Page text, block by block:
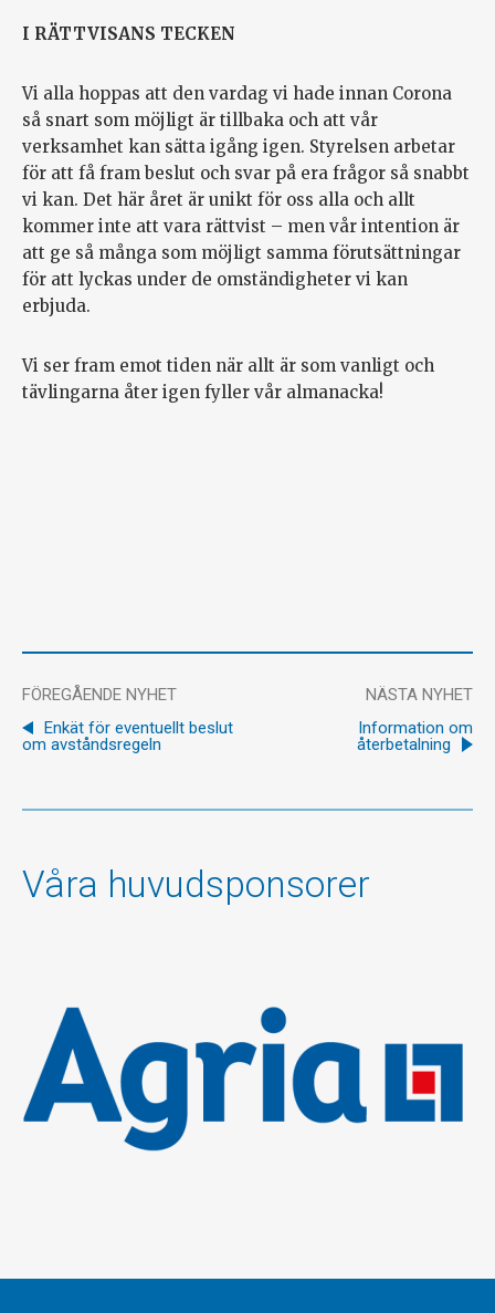
I RÄTTVISANS TECKEN
Vi alla hoppas att den vardag vi hade innan Corona
så snart som möjligt är tillbaka och att vår
verksamhet kan sätta igång igen. Styrelsen arbetar
för att få fram beslut och svar på era frågor så snabbt
vi kan. Det här året är unikt för oss alla och allt
kommer inte att vara rättvist – men vår intention är
att ge så många som möjligt samma förutsättningar
för att lyckas under de omständigheter vi kan
erbjuda.
Vi ser fram emot tiden när allt är som vanligt och
tävlingarna åter igen fyller vår almanacka!
FÖREGÅENDE NYHET
Enkät för eventuellt beslut
om avståndsregeln
NÄSTA NYHET
Information om
återbetalning
Våra huvudsponsorer